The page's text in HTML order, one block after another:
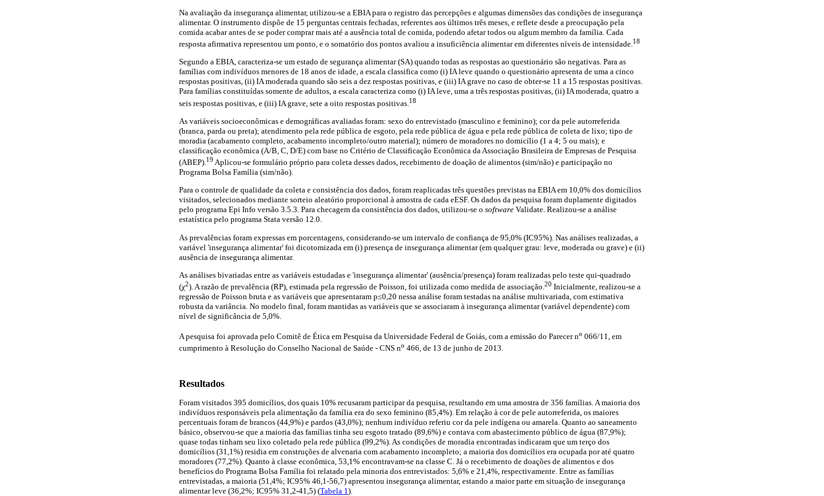
Na avaliação da insegurança alimentar, utilizou-se a EBIA para o registro das percepções e algumas dimensões das condições de insegurança
alimentar. O instrumento dispõe de 15 perguntas centrais fechadas, referentes aos últimos três meses, e reflete desde a preocupação pela
comida acabar antes de se poder comprar mais até a ausência total de comida, podendo afetar todos ou algum membro da família. Cada
resposta afirmativa representou um ponto, e o somatório dos pontos avaliou a insuficiência alimentar em diferentes níveis de intensidade.18
Segundo a EBIA, caracteriza-se um estado de segurança alimentar (SA) quando todas as respostas ao questionário são negativas. Para as
famílias com indivíduos menores de 18 anos de idade, a escala classifica como (i) IA leve quando o questionário apresenta de uma a cinco
respostas positivas, (ii) IA moderada quando são seis a dez respostas positivas, e (iii) IA grave no caso de obter-se 11 a 15 respostas positivas.
Para famílias constituídas somente de adultos, a escala caracteriza como (i) IA leve, uma a três respostas positivas, (ii) IA moderada, quatro a
seis respostas positivas, e (iii) IA grave, sete a oito respostas positivas. 18
As variáveis socioeconômicas e demográficas avaliadas foram: sexo do entrevistado (masculino e feminino); cor da pele autorreferida
(branca, parda ou preta); atendimento pela rede pública de esgoto, pela rede pública de água e pela rede pública de coleta de lixo; tipo de
moradia (acabamento completo, acabamento incompleto/outro material); número de moradores no domicílio (1 a 4; 5 ou mais); e
classificação econômica (A/B, C, D/E) com base no Critério de Classificação Econômica da Associação Brasileira de Empresas de Pesquisa
(ABEP).19 Aplicou-se formulário próprio para coleta desses dados, recebimento de doação de alimentos (sim/não) e participação no
Programa Bolsa Família (sim/não).
Para o controle de qualidade da coleta e consistência dos dados, foram reaplicadas três questões previstas na EBIA em 10,0% dos domicílios
visitados, selecionados mediante sorteio aleatório proporcional à amostra de cada eESF. Os dados da pesquisa foram duplamente digitados
pelo programa Epi Info versão 3.5.3. Para checagem da consistência dos dados, utilizou-se o software Validate. Realizou-se a análise
estatística pelo programa Stata versão 12.0.
As prevalências foram expressas em porcentagens, considerando-se um intervalo de confiança de 95,0% (IC95%). Nas análises realizadas, a
variável 'insegurança alimentar' foi dicotomizada em (i) presença de insegurança alimentar (em qualquer grau: leve, moderada ou grave) e (ii)
ausência de insegurança alimentar.
As análises bivariadas entre as variáveis estudadas e 'insegurança alimentar' (ausência/presença) foram realizadas pelo teste qui-quadrado
(χ2). A razão de prevalência (RP), estimada pela regressão de Poisson, foi utilizada como medida de associação.20 Inicialmente, realizou-se a
regressão de Poisson bruta e as variáveis que apresentaram p≤0,20 nessa análise foram testadas na análise multivariada, com estimativa
robusta da variância. No modelo final, foram mantidas as variáveis que se associaram à insegurança alimentar (variável dependente) com
nível de significância de 5,0%.
A pesquisa foi aprovada pelo Comitê de Ética em Pesquisa da Universidade Federal de Goiás, com a emissão do Parecer no 066/11, em
cumprimento à Resolução do Conselho Nacional de Saúde - CNS no 466, de 13 de junho de 2013.
Resultados
Foram visitados 395 domicílios, dos quais 10% recusaram participar da pesquisa, resultando em uma amostra de 356 famílias. A maioria dos
indivíduos responsáveis pela alimentação da família era do sexo feminino (85,4%). Em relação à cor de pele autorreferida, os maiores
percentuais foram de brancos (44,9%) e pardos (43,0%); nenhum indivíduo referiu cor da pele indígena ou amarela. Quanto ao saneamento
básico, observou-se que a maioria das famílias tinha seu esgoto tratado (89,6%) e contava com abastecimento público de água (87,9%);
quase todas tinham seu lixo coletado pela rede pública (99,2%). As condições de moradia encontradas indicaram que um terço dos
domicílios (31,1%) residia em construções de alvenaria com acabamento incompleto; a maioria dos domicílios era ocupada por até quatro
moradores (77,2%). Quanto à classe econômica, 53,1% encontravam-se na classe C. Já o recebimento de doações de alimentos e dos
benefícios do Programa Bolsa Família foi relatado pela minoria dos entrevistados: 5,6% e 21,4%, respectivamente. Entre as famílias
entrevistadas, a maioria (51,4%; IC95% 46,1-56,7) apresentou insegurança alimentar, estando a maior parte em situação de insegurança
alimentar leve (36,2%; IC95% 31,2-41,5) (Tabela 1 ).